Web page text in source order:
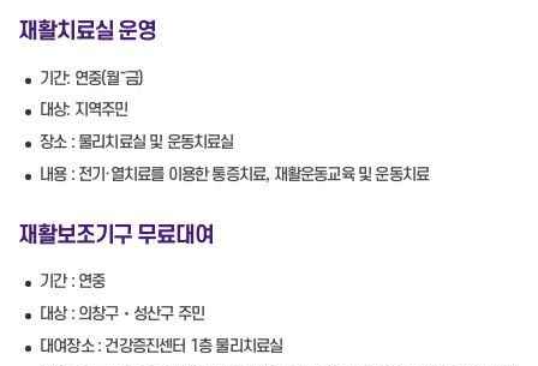
재활치료실 운영
기간: 연중(월～금)
대상: 지역주민
장소 : 물리치료실 및 운동치료실
내용 : 전기·열치료를 이용한 통증치료, 재활운동교육 및 운동치료
재활보조기구 무료대여
기간 : 연중
대상 : 의창구‧성산구 주민
대여장소 : 건강증진센터 1층 물리치료실